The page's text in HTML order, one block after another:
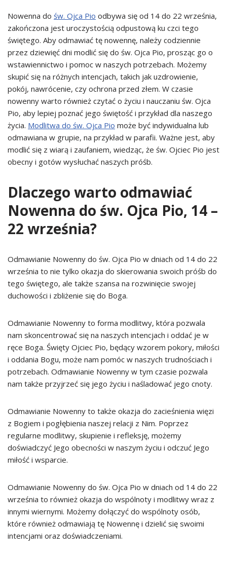
Nowenna do św. Ojca Pio odbywa się od 14 do 22 września,
zakończona jest uroczystością odpustową ku czci tego
świętego. Aby odmawiać tę nowennę, należy codziennie
przez dziewięć dni modlić się do św. Ojca Pio, prosząc go o
wstawiennictwo i pomoc w naszych potrzebach. Możemy
skupić się na różnych intencjach, takich jak uzdrowienie,
pokój, nawrócenie, czy ochrona przed złem. W czasie
nowenny warto również czytać o życiu i nauczaniu św. Ojca
Pio, aby lepiej poznać jego świętość i przykład dla naszego
życia. Modlitwa do św. Ojca Pio może być indywidualna lub
odmawiana w grupie, na przykład w parafii. Ważne jest, aby
modlić się z wiarą i zaufaniem, wiedząc, że św. Ojciec Pio jest
obecny i gotów wysłuchać naszych próśb.
Dlaczego warto odmawiać
Nowenna do św. Ojca Pio, 14 –
22 września?
Odmawianie Nowenny do św. Ojca Pio w dniach od 14 do 22
września to nie tylko okazja do skierowania swoich próśb do
tego świętego, ale także szansa na rozwinięcie swojej
duchowości i zbliżenie się do Boga.
Odmawianie Nowenny to forma modlitwy, która pozwala
nam skoncentrować się na naszych intencjach i oddać je w
ręce Boga. Święty Ojciec Pio, będący wzorem pokory, miłości
i oddania Bogu, może nam pomóc w naszych trudnościach i
potrzebach. Odmawianie Nowenny w tym czasie pozwala
nam także przyjrzeć się jego życiu i naśladować jego cnoty.
Odmawianie Nowenny to także okazja do zacieśnienia więzi
z Bogiem i pogłębienia naszej relacji z Nim. Poprzez
regularne modlitwy, skupienie i refleksję, możemy
doświadczyć Jego obecności w naszym życiu i odczuć Jego
miłość i wsparcie.
Odmawianie Nowenny do św. Ojca Pio w dniach od 14 do 22
września to również okazja do wspólnoty i modlitwy wraz z
innymi wiernymi. Możemy dołączyć do wspólnoty osób,
które również odmawiają tę Nowennę i dzielić się swoimi
intencjami oraz doświadczeniami.